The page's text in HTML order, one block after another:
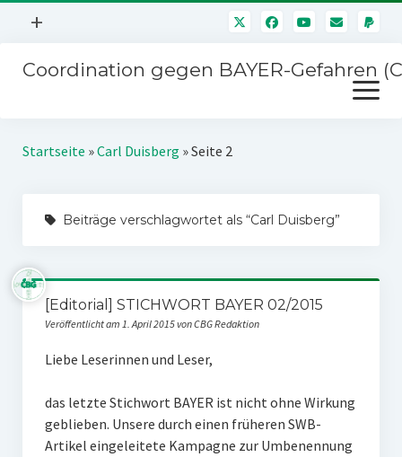
Menü
+
Mitmachen
Störfälle
Coordination gegen BAYER-Gefahren
Menü
öffnen
Kampagnen
Stichwort BAYER
SPENDEN
Startseite »Carl Duisberg »Seite 2
Beiträge verschlagwortet als “Carl Duisberg”
[Editorial] STICHWORT BAYER 02/2015
Veröffentlicht am 1. April 2015 von CBG Redaktion
Liebe Leserinnen und Leser,
das letzte Stichwort BAYER ist nicht ohne Wirkung
geblieben. Unsere durch einen früheren SWB-
Artikel eingeleitete Kampagne zur Umbenennung